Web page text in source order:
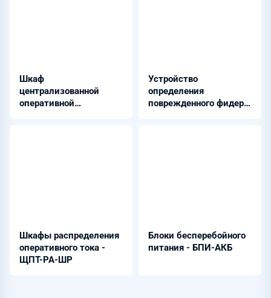
Шкаф
централизованной
оперативной
Устройство
определения
поврежденного фидера
Шкафы распределения
оперативного тока -
ЩПТ-РА-ШР
Блоки бесперебойного
питания - БПИ-АКБ